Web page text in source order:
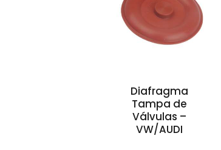
Diafragma
Tampa de
Válvulas –
VW/AUDI